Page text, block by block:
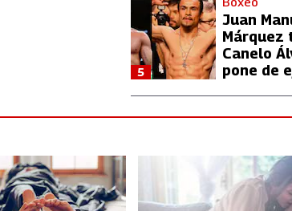
Juan
Márquez
Canelo
pone de
5